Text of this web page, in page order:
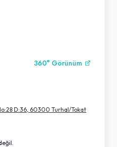
360° Görünüm
D:36, 60300 Turhal/Tokat